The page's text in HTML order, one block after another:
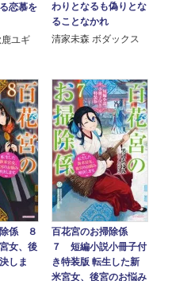
恋慕を
ユギ
わりとなるも偽りとな
ることなかれ
清家未森 ボダックス
除係 ８
女、後
しま
百花宮のお掃除係
７ 短編小説小冊子付
き特装版 転生した新
米宮女、後宮のお悩み